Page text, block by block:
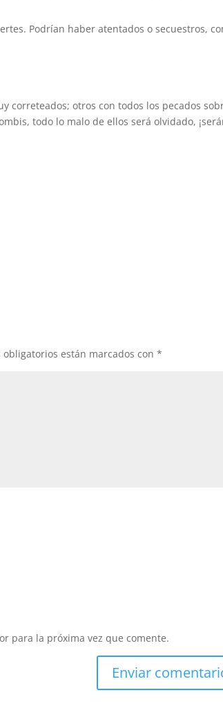
Podrían haber atentados o secuestros,
correteados; otros con todos los pecados
todo lo malo de ellos será olvidado,
obligatorios están marcados con*
para la próxima vez que comente.